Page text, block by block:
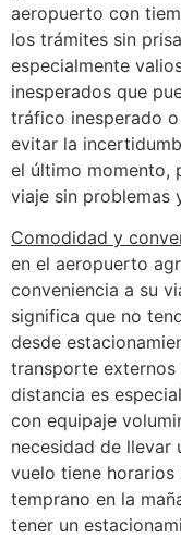
aeropuerto con
los trámites sin
especialmente
inesperados que
tráfico inesperado
evitar la
el último momento,
viaje sin problemas
Comodidad y
en el aeropuerto
conveniencia a su
significa que no
desde
transporte externos
distancia es
con equipaje
necesidad de llevar
vuelo tiene horarios
temprano en la
tener un